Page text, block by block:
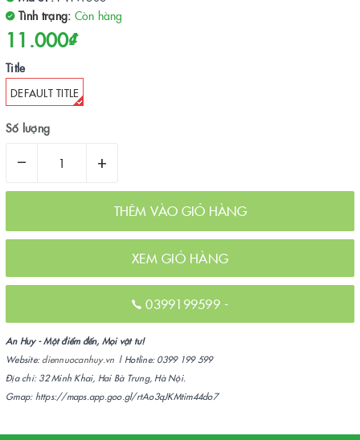
Tình trạng: Còn hàng
11.000₫
Title
DEFAULT TITLE
Số lượng
– +
THÊM VÀO GIỎ HÀNG
XEM GIỎ HÀNG
0399199599 -
An Huy - Một điểm đến, Mọi vật tư!
Website: diennuocanhuy.vn | Hotline: 0399 199 599
Địa chỉ: 32 Minh Khai, Hai Bà Trưng, Hà Nội.
Gmap: https://maps.app.goo.gl/rtAo3qJKMtim44do7